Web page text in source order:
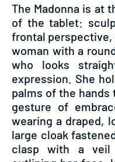
The Madonna is at
of the tablet:
frontal perspective,
woman with a
who looks
expression. She
palms of the
gesture of
wearing a draped,
large cloak
clasp with a veil